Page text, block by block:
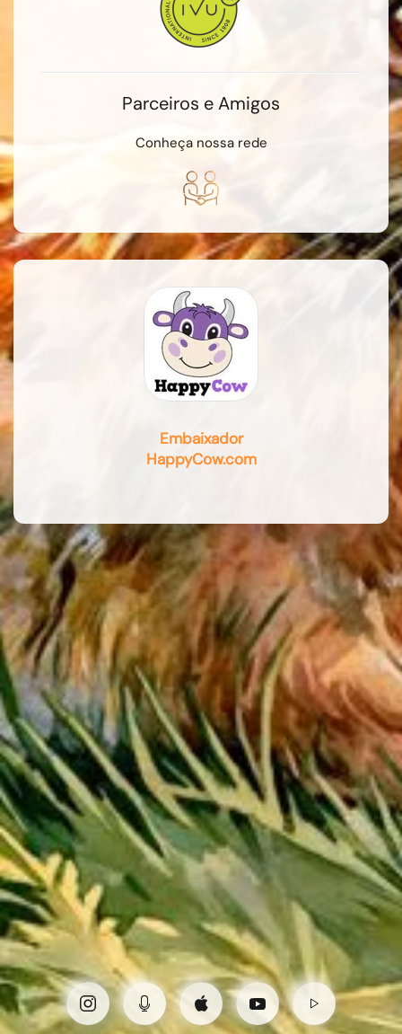
Parceiros e Amigos
Conheça nossa rede
Embaixador
HappyCow.com